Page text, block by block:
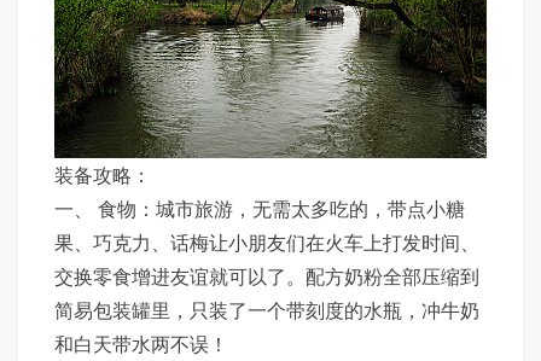
装备攻略：
一、 食物：城市旅游，无需太多吃的，带点小糖
果、巧克力、话梅让小朋友们在火车上打发时间、
交换零食增进友谊就可以了。配方奶粉全部压缩到
简易包装罐里，只装了一个带刻度的水瓶，冲牛奶
和白天带水两不误！